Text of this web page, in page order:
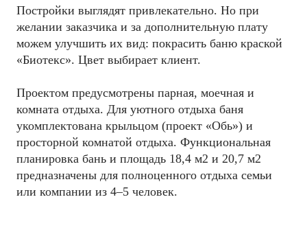
Постройки выглядят привлекательно. Но при
желании заказчика и за дополнительную плату
можем улучшить их вид: покрасить баню краской
«Биотекс». Цвет выбирает клиент.
Проектом предусмотрены парная, моечная и
комната отдыха. Для уютного отдыха баня
укомплектована крыльцом (проект «Обь») и
просторной комнатой отдыха. Функциональная
планировка бань и площадь 18,4 м2 и 20,7 м2
предназначены для полноценного отдыха семьи
или компании из 4–5 человек.